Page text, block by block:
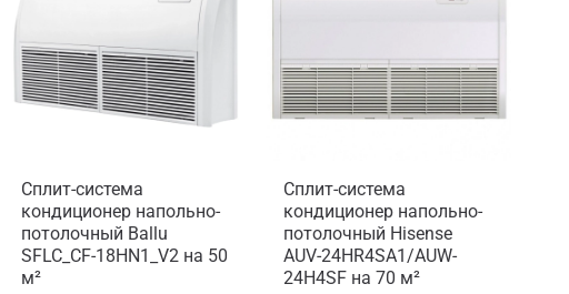
Сплит-система
кондиционер напольно-
потолочный Ballu
SFLC_CF-18HN1_V2 на 50
м²
Сплит-система
кондиционер напольно-
потолочный Hisense
AUV-24HR4SA1/AUW-
24H4SF на 70 м²